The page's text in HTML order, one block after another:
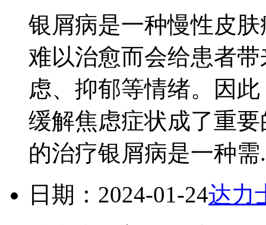
银屑病是一种慢性皮
难以治愈而会给患者
虑、抑郁等情绪。因
缓解焦虑症状成了重
的治疗银屑病是一种需
日期：2024-01-24达力